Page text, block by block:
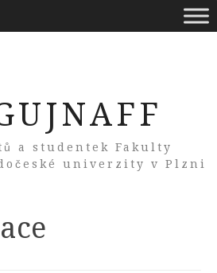
a studentek Fakulty
univerzity v Plzni